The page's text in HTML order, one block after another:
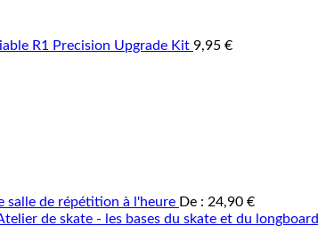
R1 Precision Upgrade Kit 9,95 €
salle de répétition à l'heure De : 24,90 €
de skate - les bases du skate et du longboard